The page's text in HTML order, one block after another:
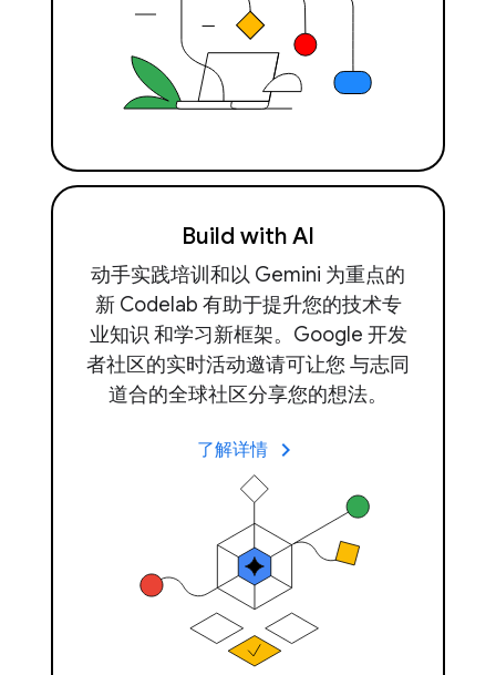
Build with AI
动手实践培训和以 Gemini 为重点的
新 Codelab 有助于提升您的技术专
业知识 和学习新框架。Google 开发
者社区的实时活动邀请可让您 与志同
道合的全球社区分享您的想法。
了解详情 keyboard_arrow_right